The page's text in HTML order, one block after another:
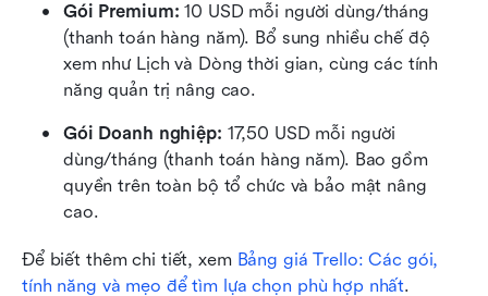
Gói Premium: 10 USD mỗi người dùng/tháng
(thanh toán hàng năm). Bổ sung nhiều chế độ
xem như Lịch và Dòng thời gian, cùng các tính
năng quản trị nâng cao.
Gói Doanh nghiệp: 17,50 USD mỗi người
dùng/tháng (thanh toán hàng năm). Bao gồm
quyền trên toàn bộ tổ chức và bảo mật nâng
cao.
Để biết thêm chi tiết, xem Bảng giá Trello: Các gói,
tính năng và mẹo để tìm lựa chọn phù hợp nhất.